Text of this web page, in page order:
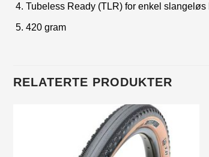
Tubeless Ready (TLR) for enkel
420 gram
RELATERTE PRODUKTER